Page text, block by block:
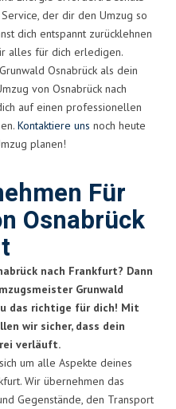
der dir den Umzug so
dich entspannt zurücklehnen
alles für dich erledigen.
Osnabrück als dein
von Osnabrück nach
auf einen professionellen
Kontaktiere uns noch heute
planen!
Für
Osnabrück
nach Frankfurt? Dann
Grunwald
das richtige für dich! Mit
wir sicher, dass dein
verläuft.
um alle Aspekte deines
Wir übernehmen das
Gegenstände, den Transport